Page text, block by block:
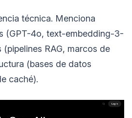
técnica. Menciona
(GPT-4o, text-embedding-3-
RAG, marcos de
(bases de datos
caché).